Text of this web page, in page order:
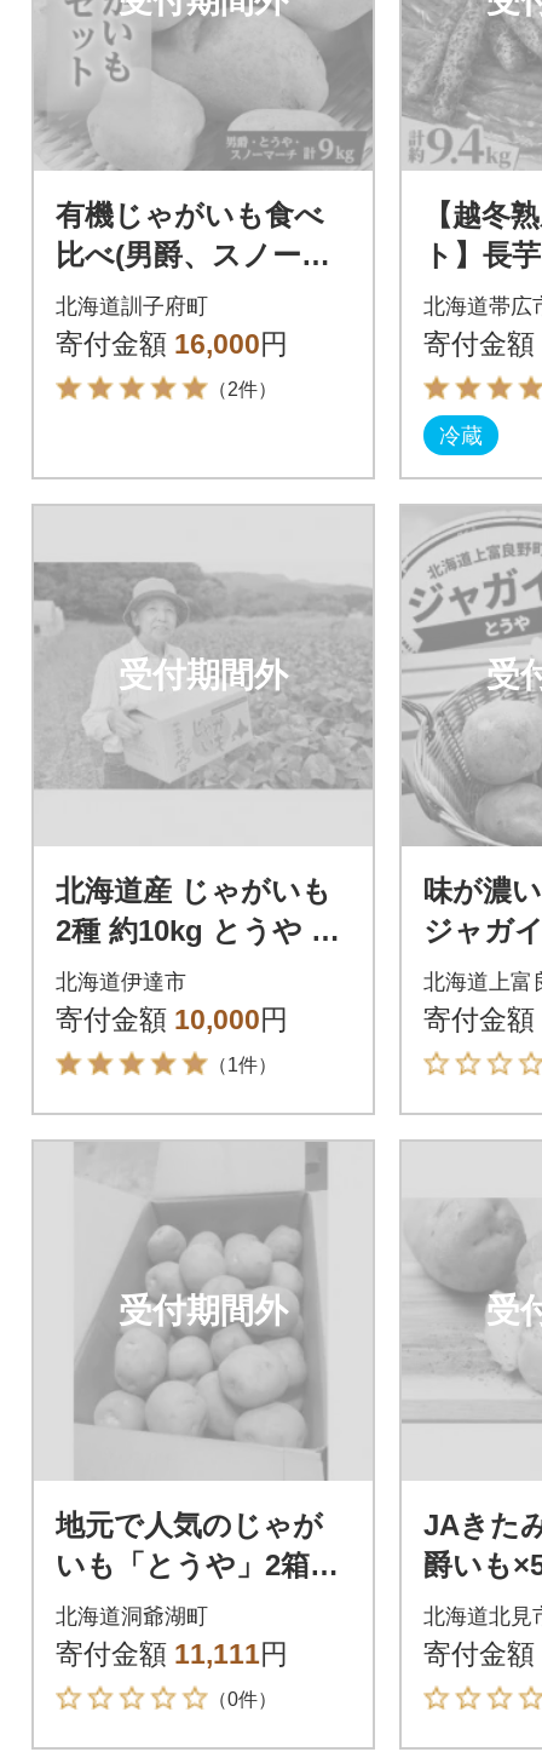
有機じゃがいも食べ
比べ(男爵、スノーマ
ーチ、とうや)セッ
ト 合計9kg
北海道訓子府町
寄付金額 16,000円
（2件）
【越冬
ト】長
も(とう
ウ 計約
十勝帯
北海道帯広
寄付金額
冷蔵
受付期間外
北海道産 じゃがいも
2種 約10kg とうや メ
ークイン 北あかり
北海道伊達市
寄付金額 10,000円
（1件）
受
味が濃
ジャガ
ガイモ
サイズ
北海道上富
寄付金額
受付期間外
地元で人気のじゃが
いも「とうや」2箱セ
ット M～2L込みサ
イズ
北海道洞爺湖町
寄付金額 11,111円
（0件）
受
JAきた
爵いも
爵(とう
セット
北海道北見
寄付金額